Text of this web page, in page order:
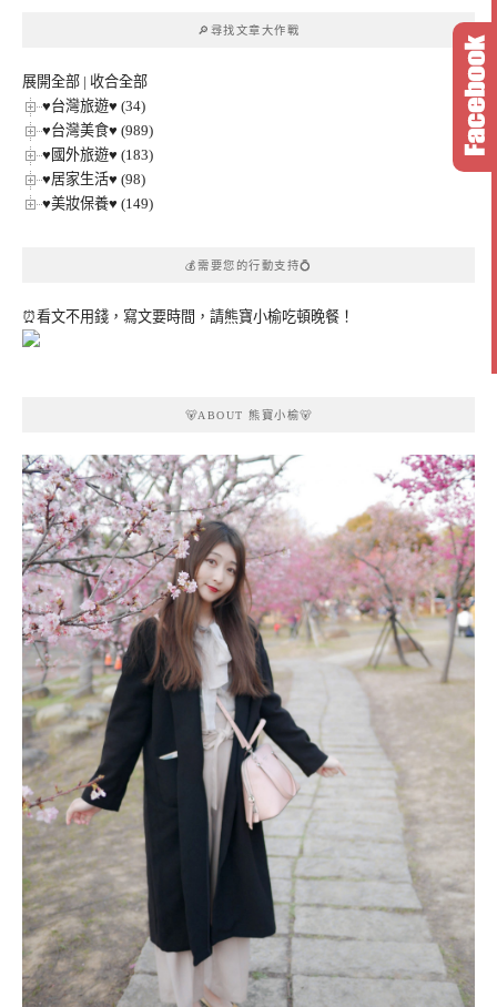
🔎尋找文章大作戰
展開全部 | 收合全部
♥台灣旅遊♥ (34)
♥台灣美食♥ (989)
♥國外旅遊♥ (183)
♥居家生活♥ (98)
♥美妝保養♥ (149)
💰需要您的行動支持💍
⏰看文不用錢，寫文要時間，請熊寶小榆吃頓晚餐！
🐻ABOUT 熊寶小榆🐻